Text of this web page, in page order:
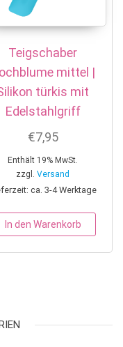
Teigschaber
mittel |
türkis mit
Edelstahlgriff
€7,95
Enthält 19% MwSt.
zzgl.Versand
ca. 3-4 Werktage
In den Warenkorb